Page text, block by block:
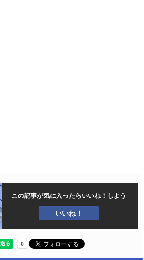
この記事が気に入ったらいいね！しよう
いいね！